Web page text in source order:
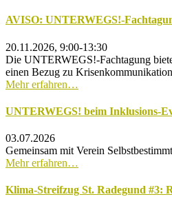
AVISO: UNTERWEGS!-
20.11.2026, 9:00-13:30
Die UNTERWEGS!-Fachtagung
einen Bezug zu
Mehr erfahren…
UNTERWEGS! beim Inklusions-
03.07.2026
Gemeinsam mit Verein
Mehr erfahren…
Klima-Streifzug St. Radegund #3: